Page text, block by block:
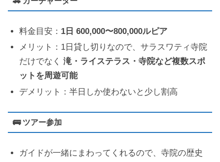
料金目安： 1日 600,000〜800,000ルピア
メリット：1日貸し切りなので、サラスワティ寺院
だけでなく滝・ライステラス・寺院など複数スポ
ットを周遊可能
デメリット：半日しか使わないと少し割高
🚌 ツアー参加
ガイドが一緒にまわってくれるので、寺院の歴史